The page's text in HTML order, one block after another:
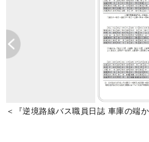
＜『逆境路線バス職員日誌 車庫の端